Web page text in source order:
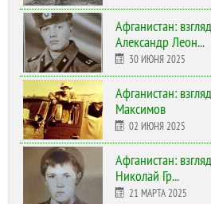
Афганистан:
Александр Леон...
30 ИЮНЯ 2025
Афганистан:
Максимов
02 ИЮНЯ 2025
Афганистан:
Николай Гр...
21 МАРТА 2025